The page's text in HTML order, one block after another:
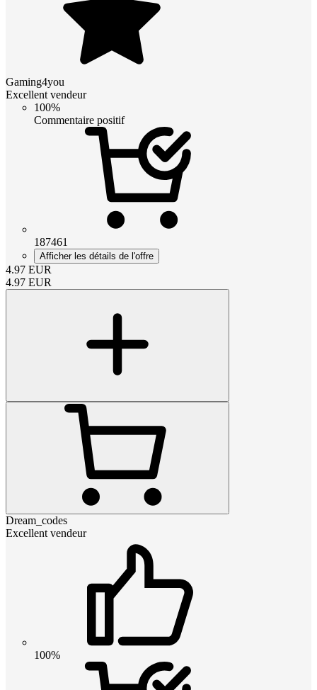
Gaming4you
Excellent vendeur
100%
Commentaire positif
187461
Afficher les détails de l'offre
4.97 EUR
4.97 EUR
Dream_codes
Excellent vendeur
100%